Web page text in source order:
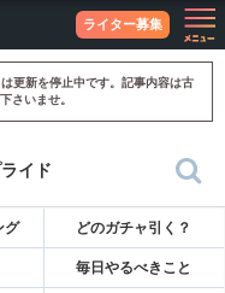
ライター募集
更新を停止中です。記事内容は古
さいませ。
イド
グ どのガチャ引く？
毎日やるべきこと